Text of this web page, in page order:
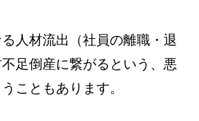
人材流出（社員の離職・退
足倒産に繋がるという、悪
こともあります。